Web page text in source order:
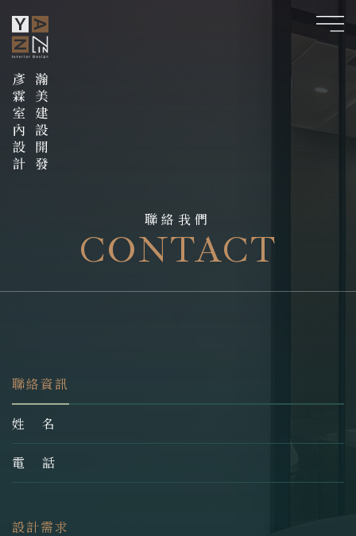
聯絡我們
CONTACT
聯絡資訊
姓 名
電 話
設計需求